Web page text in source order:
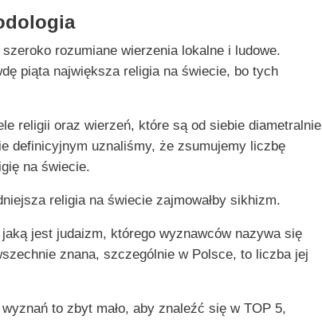
rozumiane wierzenia lokalne i ludowe.
piąta największa religia na świecie, bo tych
religii oraz wierzeń, które są od siebie diametralnie
definicyjnym uznaliśmy, że zsumujemy liczbę
na świecie.
religia na świecie zajmowałby sikhizm.
jest judaizm, którego wyznawców nazywa się
znana, szczególnie w Polsce, to liczba jej
to zbyt mało, aby znaleźć się w TOP 5,